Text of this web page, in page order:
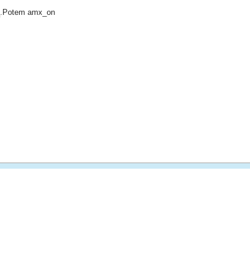
.Potem amx_on